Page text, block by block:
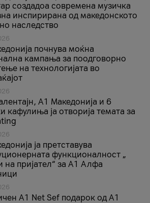
создадоа современа музичка
инспирирана од македонското
наследство
почнува моќна
кампања за поодговорно
на технологијата во
A1 Македонија и 6
кафулиња ја отворија темата за
ја претставува
функционалност „
на пријател“ за А1 Алфа
A1 Net Sеf подарок од А1